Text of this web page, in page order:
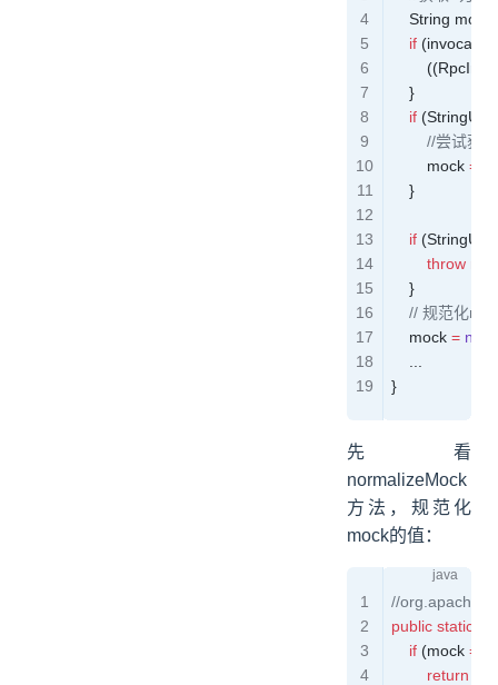
    String
mock
    if
    }
    if
(StringUtils
//尝试
        mock
=
    }
    if
(StringUtils
        throw
    }
// 规范化
    mock
=
}
先看
normalizeMock
方法，规范化
mock的值：
//
public static
    if
(mock ==
        return